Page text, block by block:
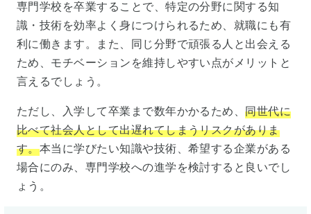
専門学校を卒業することで、特定の分野に関する知
識・技術を効率よく身につけられるため、就職にも有
利に働きます。また、同じ分野で頑張る人と出会える
ため、モチベーションを維持しやすい点がメリットと
言えるでしょう。
ただし、入学して卒業まで数年かかるため、同世代に
比べて社会人として出遅れてしまうリスクがありま
す。本当に学びたい知識や技術、希望する企業がある
場合にのみ、専門学校への進学を検討すると良いでし
ょう。